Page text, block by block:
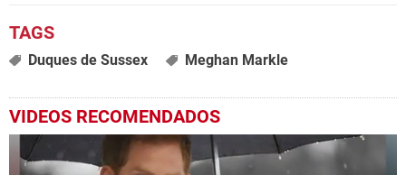
Duques de Sussex Meghan Markle
VIDEOS RECOMENDADOS